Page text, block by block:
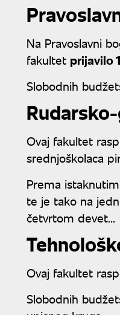
Na Pravoslavni
fakultet prijavilo
Slobodnih
Ovaj fakultet
srednjoškolaca
Prema
te je tako na
četvrtom devet...
Ovaj fakultet
Slobodnih